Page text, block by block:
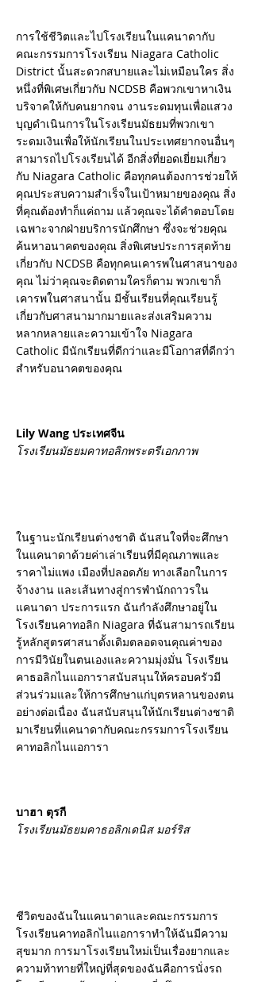
การใช้ชีวิตและไปโรงเรียนในแคนาดากับ
คณะกรรมการโรงเรียน Niagara Catholic
District นั้นสะดวกสบายและไม่เหมือนใคร สิ่ง
หนึ่งที่พิเศษเกี่ยวกับ NCDSB คือพวกเขาหาเงิน
บริจาคให้กับคนยากจน งานระดมทุนเพื่อแสวง
บุญดำเนินการในโรงเรียนมัธยมที่พวกเขา
ระดมเงินเพื่อให้นักเรียนในประเทศยากจนอื่นๆ
สามารถไปโรงเรียนได้ อีกสิ่งที่ยอดเยี่ยมเกี่ยว
กับ Niagara Catholic คือทุกคนต้องการช่วยให้
คุณประสบความสำเร็จในเป้าหมายของคุณ สิ่ง
ที่คุณต้องทำก็แค่ถาม แล้วคุณจะได้คำตอบโดย
เฉพาะจากฝ่ายบริการนักศึกษา ซึ่งจะช่วยคุณ
ค้นหาอนาคตของคุณ สิ่งพิเศษประการสุดท้าย
เกี่ยวกับ NCDSB คือทุกคนเคารพในศาสนาของ
คุณ ไม่ว่าคุณจะติดตามใครก็ตาม พวกเขาก็
เคารพในศาสนานั้น มีชั้นเรียนที่คุณเรียนรู้
เกี่ยวกับศาสนามากมายและส่งเสริมความ
หลากหลายและความเข้าใจ Niagara
Catholic มีนักเรียนที่ดีกว่าและมีโอกาสที่ดีกว่า
สำหรับอนาคตของคุณ
Lily Wang ประเทศจีน
โรงเรียนมัธยมคาทอลิกพระตรีเอกภาพ
ในฐานะนักเรียนต่างชาติ ฉันสนใจที่จะศึกษา
ในแคนาดาด้วยค่าเล่าเรียนที่มีคุณภาพและ
ราคาไม่แพง เมืองที่ปลอดภัย ทางเลือกในการ
จ้างงาน และเส้นทางสู่การพำนักถาวรใน
แคนาดา ประการแรก ฉันกำลังศึกษาอยู่ใน
โรงเรียนคาทอลิก Niagara ที่ฉันสามารถเรียน
รู้หลักสูตรศาสนาดั้งเดิมตลอดจนคุณค่าของ
การมีวินัยในตนเองและความมุ่งมั่น โรงเรียน
คาธอลิกไนแอการาสนับสนุนให้ครอบครัวมี
ส่วนร่วมและให้การศึกษาแก่บุตรหลานของตน
อย่างต่อเนื่อง ฉันสนับสนุนให้นักเรียนต่างชาติ
มาเรียนที่แคนาดากับคณะกรรมการโรงเรียน
คาทอลิกไนแอการา
บาฮา ตุรกี
โรงเรียนมัธยมคาธอลิกเดนิส มอร์ริส
ชีวิตของฉันในแคนาดาและคณะกรรมการ
โรงเรียนคาทอลิกไนแอการาทำให้ฉันมีความ
สุขมาก การมาโรงเรียนใหม่เป็นเรื่องยากและ
ความท้าทายที่ใหญ่ที่สุดของฉันคือการนั่งรถ